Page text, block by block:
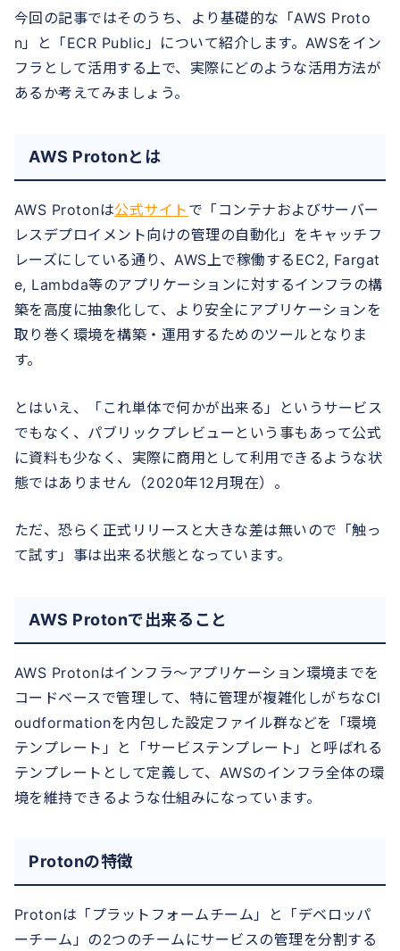
今回の記事ではそのうち、より基礎的な「AWS Proto
n」と「ECR Public」について紹介します。AWSをイン
フラとして活用する上で、実際にどのような活用方法が
あるか考えてみましょう。
AWS Protonとは
AWS Protonは公式サイト で「コンテナおよびサーバー
レスデプロイメント向けの管理の自動化」をキャッチフ
レーズにしている通り、AWS上で稼働するEC2, Fargat
e, Lambda等のアプリケーションに対するインフラの構
築を高度に抽象化して、より安全にアプリケーションを
取り巻く環境を構築・運用するためのツールとなりま
す。
とはいえ、「これ単体で何かが出来る」というサービス
でもなく、パブリックプレビューという事もあって公式
に資料も少なく、実際に商用として利用できるような状
態ではありません（2020年12月現在）。
ただ、恐らく正式リリースと大きな差は無いので「触っ
て試す」事は出来る状態となっています。
AWS Protonで出来ること
AWS Protonはインフラ〜アプリケーション環境までを
コードベースで管理して、特に管理が複雑化しがちなCl
oudformationを内包した設定ファイル群などを「環境
テンプレート」と「サービステンプレート」と呼ばれる
テンプレートとして定義して、AWSのインフラ全体の環
境を維持できるような仕組みになっています。
Protonの特徴
Protonは「プラットフォームチーム」と「デベロッパ
ーチーム」の2つのチームにサービスの管理を分割する